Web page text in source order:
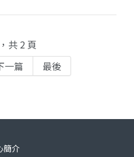
共 2 頁
一篇 最後
簡介